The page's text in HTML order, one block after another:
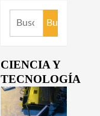
Buscar:
CIENCIA Y
TECNOLOGÍA